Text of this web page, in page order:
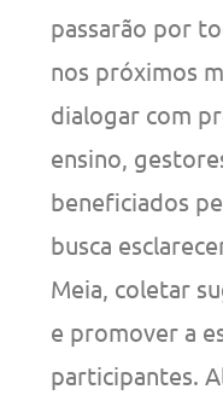
passarão por
nos próximos
dialogar com
ensino,
beneficiados
busca
Meia, coletar
e promover a
participantes.